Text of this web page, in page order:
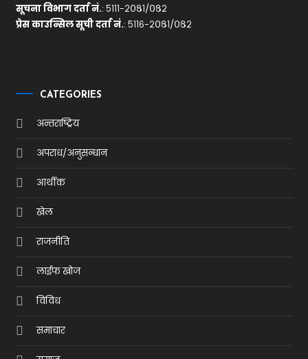
सूचना विभाग दर्ता नं.: ५१११-२०८१/०८२
प्रेस काउन्सिल सूची दर्ता नं.: ५११६-२०८१/०८२
CATEGORIES
अन्तराष्ट्रिय
अपराध/अनुसन्धान
आर्थीक
खेल
राजनीति
लाईफ खोज
विविध
समाचार